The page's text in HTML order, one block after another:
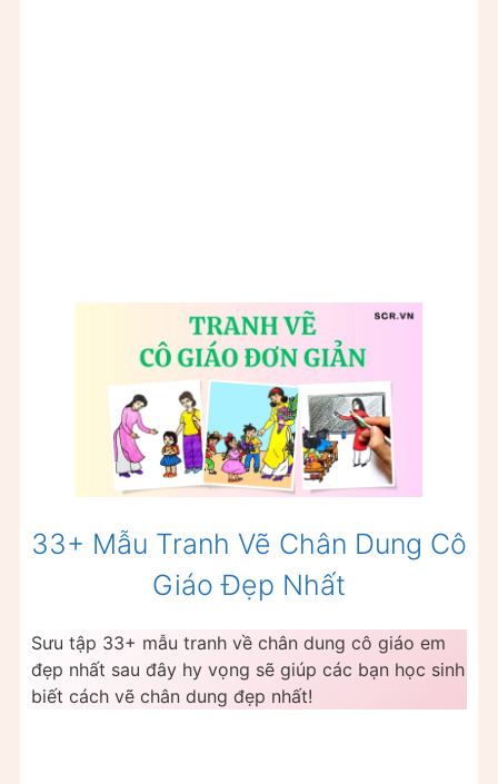
33+ Mẫu Tranh Vẽ Chân Dung Cô
Giáo Đẹp Nhất
Sưu tập 33+ mẫu tranh về chân dung cô giáo em
đẹp nhất sau đây hy vọng sẽ giúp các bạn học sinh
biết cách vẽ chân dung đẹp nhất!